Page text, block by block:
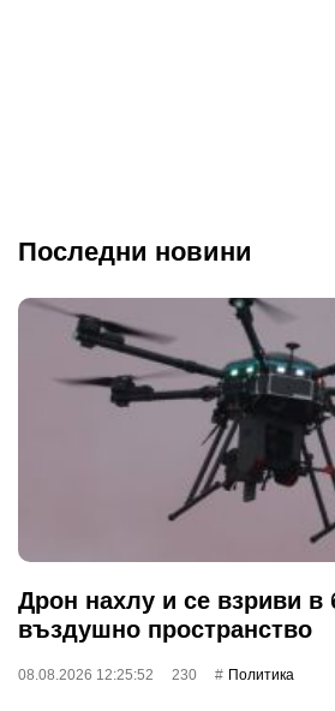
Последни новини
Дрон нахлу и се взриви в
въздушно пространство
08.08.2026 12:25:52 230 Политика